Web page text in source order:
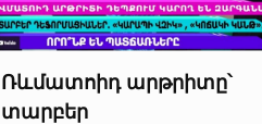
Ռևմատոիդ արթրիտը՝
տարբեր